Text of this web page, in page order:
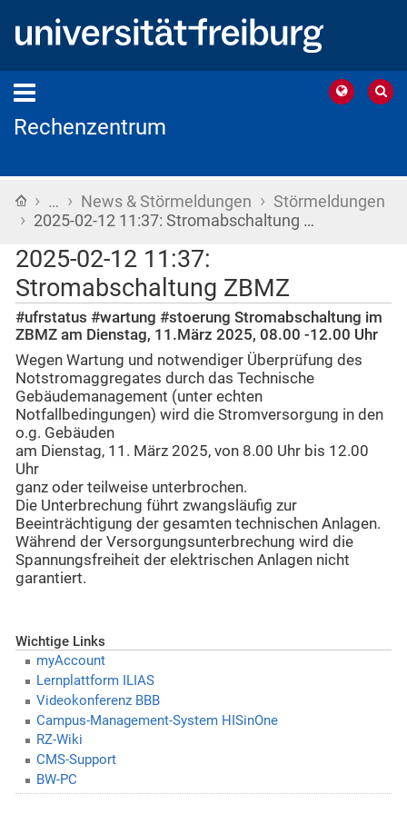
Rechenzentrum
Startseite
› … › News & Störmeldungen › Störmeldungen
› 2025-02-12 11:37: Stromabschaltung …
2025-02-12 11:37:
Stromabschaltung ZBMZ
#ufrstatus #wartung #stoerung Stromabschaltung im
ZBMZ am Dienstag, 11.März 2025, 08.00 -12.00 Uhr
Wegen Wartung und notwendiger Überprüfung des
Notstromaggregates durch das Technische
Gebäudemanagement (unter echten
Notfallbedingungen) wird die Stromversorgung in den
o.g. Gebäuden
am Dienstag, 11. März 2025, von 8.00 Uhr bis 12.00
Uhr
ganz oder teilweise unterbrochen.
Die Unterbrechung führt zwangsläufig zur
Beeinträchtigung der gesamten technischen Anlagen.
Während der Versorgungsunterbrechung wird die
Spannungsfreiheit der elektrischen Anlagen nicht
garantiert.
Wichtige Links
myAccount
Lernplattform ILIAS
Videokonferenz BBB
Campus-Management-System HISinOne
RZ-Wiki
CMS-Support
BW-PC